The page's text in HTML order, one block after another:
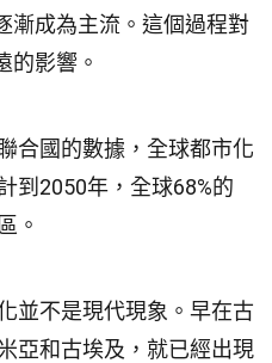
漸成為主流。這個過程對
的影響。
合國的數據，全球都市化
到2050年，全球68%的
。
並不是現代現象。早在古
亞和古埃及，就已經出現